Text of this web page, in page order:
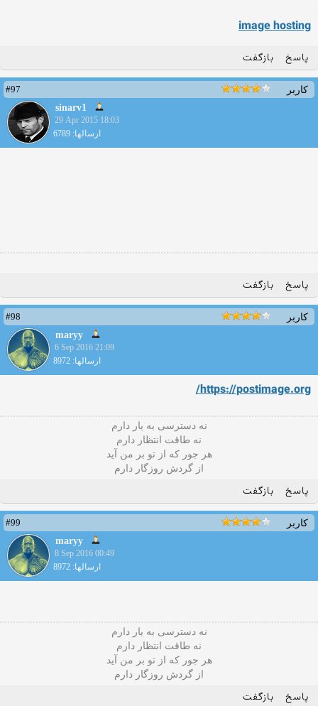
image hosting
پاسخ بازگفت
کاربر
#97
sinarv1
29 Apr 2015 18:03
ارسالها: 6789
پاسخ بازگفت
کاربر
#98
maryy
6 Sep 2016 21:09
ارسالها: 8972
https://postimage.org/
نه دسترسی به یار دارم
نه طاقت انتظار دارم
هر جور که از تو بر من آید
از گردش روزگار دارم
پاسخ بازگفت
کاربر
#99
maryy
8 Sep 2016 00:49
ارسالها: 8972
نه دسترسی به یار دارم
نه طاقت انتظار دارم
هر جور که از تو بر من آید
از گردش روزگار دارم
پاسخ بازگفت